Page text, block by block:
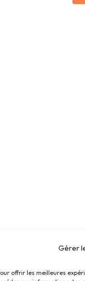
Gérer
offrir les meilleures